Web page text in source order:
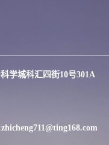
学城科汇四街10号301A